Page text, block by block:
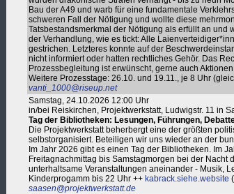
Bau der A49 und warb für eine fundamentale
schweren Fall der Nötigung und wollte diese
Tatsbestandsmerkmal der Nötigung als erfüllt an
der Verhandlung, wie es tickt: Alle
gestrichen. Letzteres konnte auf der
nicht informiert oder hatten rechtliches Gehör. Das
Prozessbegleitung ist erwünscht, gerne auch
Weitere Prozesstage: 26.10. und 19.11., je 8 Uhr
vanti_1000@riseup.net
Samstag, 24.10.2026 12:00 Uhr
in/bei Reiskirchen, Projektwerkstatt, Ludwigstr. 11 in
Tag der Bibliotheken: Lesungen, Führungen,
Die Projektwerkstatt beherbergt eine der größten
selbstorganisiert. Beteiligen wir uns wieder an der
Im Jahr 2026 gibt es einen Tag der Bibliotheken. Im
Freitagnachmittag bis Samstagmorgen bei der
unterhaltsame Veranstaltungen aneinander - Musik,
Kinderprogamm bis 22 Uhr ++ kabrack.siehe.website
saasen@projektwerkstatt.de